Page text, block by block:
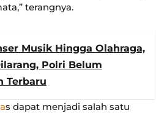
terangnya.
Musik Hingga Olahraga,
Polri Belum
Terbaru
s dapat menjadi salah satu